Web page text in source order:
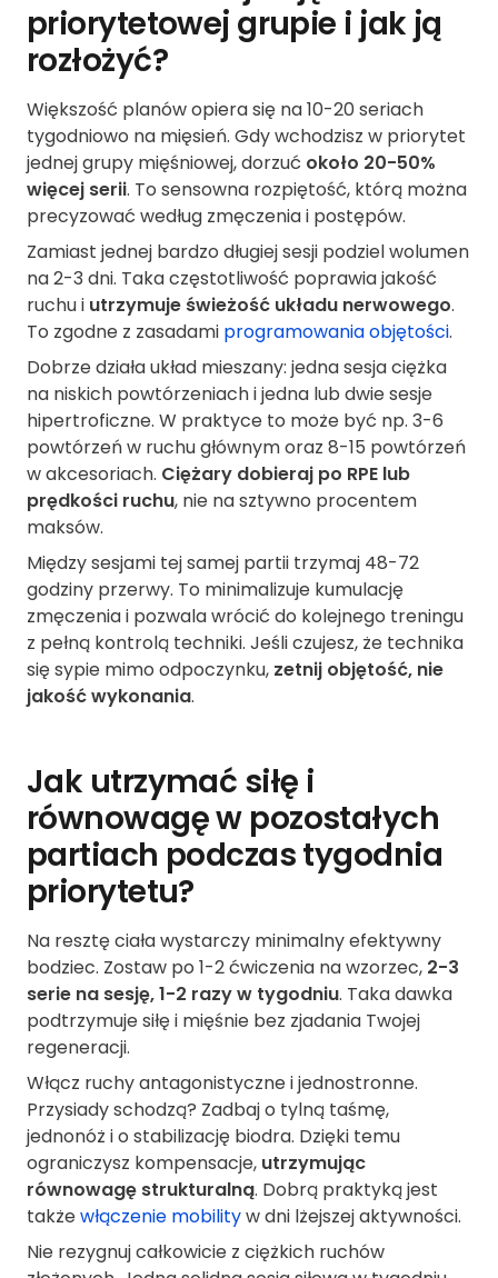
priorytetowej grupie i jak ją
rozłożyć?
Większość planów opiera się na 10-20 seriach
tygodniowo na mięsień. Gdy wchodzisz w priorytet
jednej grupy mięśniowej, dorzuć około 20-50%
więcej serii. To sensowna rozpiętość, którą można
precyzować według zmęczenia i postępów.
Zamiast jednej bardzo długiej sesji podziel wolumen
na 2-3 dni. Taka częstotliwość poprawia jakość
ruchu i utrzymuje świeżość układu nerwowego.
To zgodne z zasadami programowania objętości.
Dobrze działa układ mieszany: jedna sesja ciężka
na niskich powtórzeniach i jedna lub dwie sesje
hipertroficzne. W praktyce to może być np. 3-6
powtórzeń w ruchu głównym oraz 8-15 powtórzeń
w akcesoriach. Ciężary dobieraj po RPE lub
prędkości ruchu, nie na sztywno procentem
maksów.
Między sesjami tej samej partii trzymaj 48-72
godziny przerwy. To minimalizuje kumulację
zmęczenia i pozwala wrócić do kolejnego treningu
z pełną kontrolą techniki. Jeśli czujesz, że technika
się sypie mimo odpoczynku, zetnij objętość, nie
jakość wykonania.
Jak utrzymać siłę i
równowagę w pozostałych
partiach podczas tygodnia
priorytetu?
Na resztę ciała wystarczy minimalny efektywny
bodziec. Zostaw po 1-2 ćwiczenia na wzorzec, 2-3
serie na sesję, 1-2 razy w tygodniu. Taka dawka
podtrzymuje siłę i mięśnie bez zjadania Twojej
regeneracji.
Włącz ruchy antagonistyczne i jednostronne.
Przysiady schodzą? Zadbaj o tylną taśmę,
jednonóż i o stabilizację biodra. Dzięki temu
ograniczysz kompensacje, utrzymując
równowagę strukturalną. Dobrą praktyką jest
takżewłączenie mobilityw dni lżejszej aktywności.
Nie rezygnuj całkowicie z ciężkich ruchów